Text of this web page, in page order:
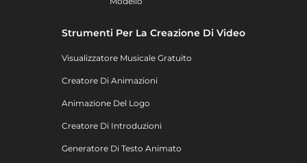
Strumenti Per La Creazione Di Video
Visualizzatore Musicale Gratuito
Creatore Di Animazioni
Animazione Del Logo
Creatore Di Introduzioni
Generatore Di Testo Animato